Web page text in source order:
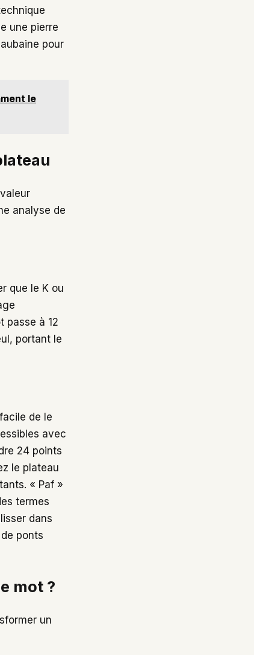
une pierre
pour
le
analyse de
que le K ou
passe à 12
portant le
de le
avec
24 points
le plateau
« Paf »
termes
dans
ponts
mot ?
un